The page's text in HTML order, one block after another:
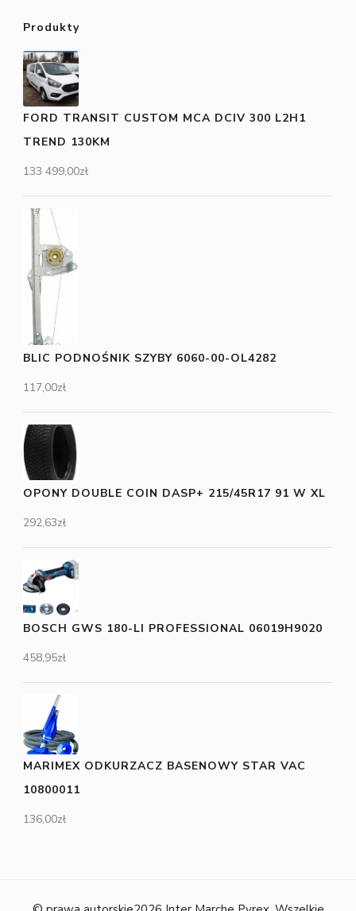
Produkty
FORD TRANSIT CUSTOM MCA DCIV 300 L2H1
TREND 130KM
133 499,00zł
BLIC PODNOŚNIK SZYBY 6060-00-OL4282
117,00zł
OPONY DOUBLE COIN DASP+ 215/45R17 91 W XL
292,63zł
BOSCH GWS 180-LI PROFESSIONAL 06019H9020
458,95zł
MARIMEX ODKURZACZ BASENOWY STAR VAC
10800011
136,00zł